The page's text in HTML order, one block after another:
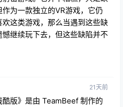
21天前
版》是由 TeamBeef 制作的
》游戏。TeamBeef 是一家在
面经验丰富的公司。游戏支
并不推荐容易晕动症的玩家体
型本身就存在一定的局限性。